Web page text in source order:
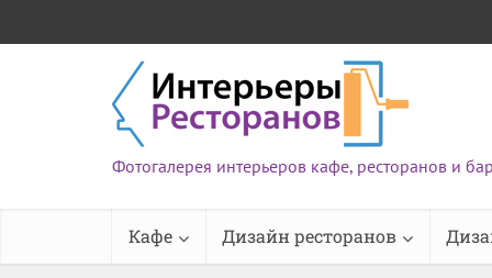
Фотогалерея интерьеров кафе, ресторанов и
Кафе Дизайн ресторанов